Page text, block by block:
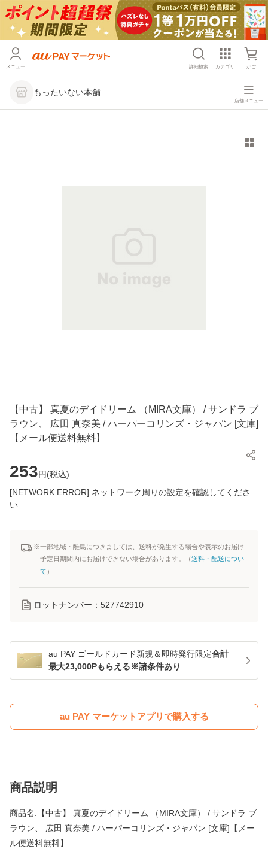
メニュー 詳細検索 カテゴリ かご
もったいない本舗
店舗メニュー
【中古】 真夏のデイドリーム （MIRA文庫） / サンドラ ブ
ラウン、 広田 真奈美 / ハーパーコリンズ・ジャパン [文庫]
【メール便送料無料】
253円(税込)
[NETWORK ERROR] ネットワーク周りの設定を確認してくださ
い
※一部地域・離島につきましては、送料が発生する場合や表示のお届け
予定日期間内にお届けできない場合があります。（送料・配送につい
て ）
ロットナンバー： 527742910
au PAY ゴールドカード新規＆即時発行限定合計
最大23,000Pもらえる※諸条件あり
au PAY マーケットアプリで購入する
商品説明
商品名:【中古】 真夏のデイドリーム （MIRA文庫） / サンドラ ブ
ラウン、 広田 真奈美 / ハーパーコリンズ・ジャパン [文庫]【メー
ル便送料無料】